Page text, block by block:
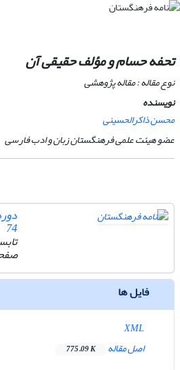
تحفه حسامو مؤلف حقیقی آن
نوع مقاله : مقاله پژوهشی
نویسنده
محسن ذاکرالحسینی
عضو هیئت علمی فرهنگستان زبان و ادب فارسی
74
فایل ها
اصل مقاله
775.09 K